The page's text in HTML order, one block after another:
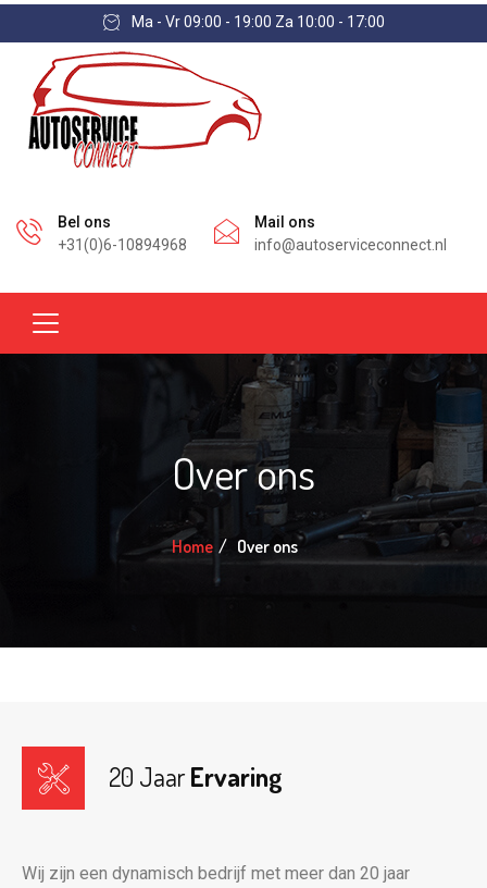
Ma - Vr 09:00 - 19:00 Za 10:00 - 17:00
Bel ons
+31(0)6-10894968
Mail ons
info@autoserviceconnect.nl
Over ons
Home Over ons
20 JaarErvaring
Wij zijn een dynamisch bedrijf met meer dan 20 jaar